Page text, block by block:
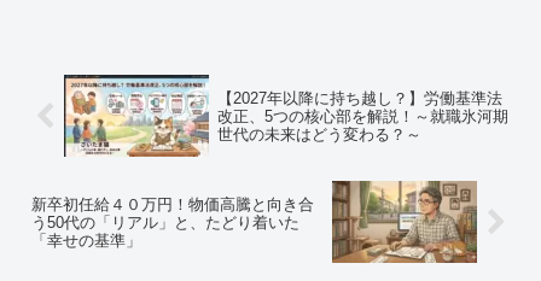
【2027年以降に持ち越し？】労働基準法
改正、5つの核心部を解説！～就職氷河期
世代の未来はどう変わる？～
新卒初任給４０万円！物価高騰と向き合
う50代の「リアル」と、たどり着いた
「幸せの基準」